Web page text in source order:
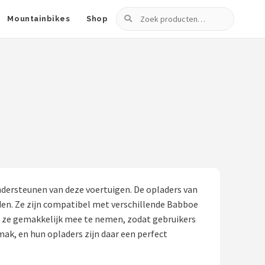
Mountainbikes Shop
Zoeken
van deze voertuigen. De opladers van
Ze zijn compatibel met verschillende Babboe
gemakkelijk mee te nemen, zodat gebruikers
en hun opladers zijn daar een perfect